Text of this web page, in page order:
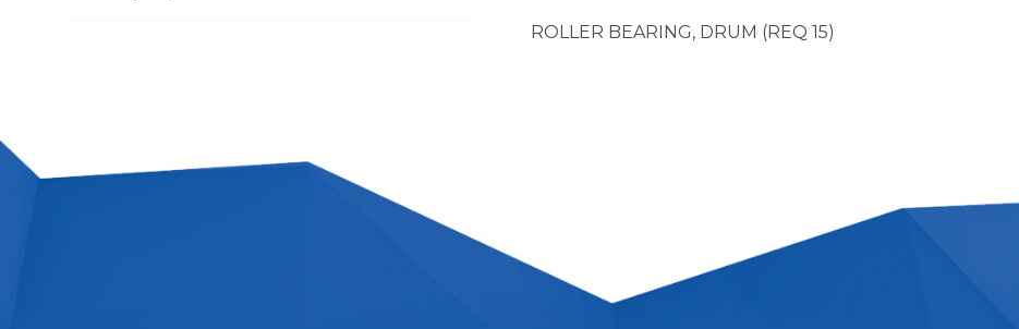
ROLLER BEARING, DRUM (REQ 15)